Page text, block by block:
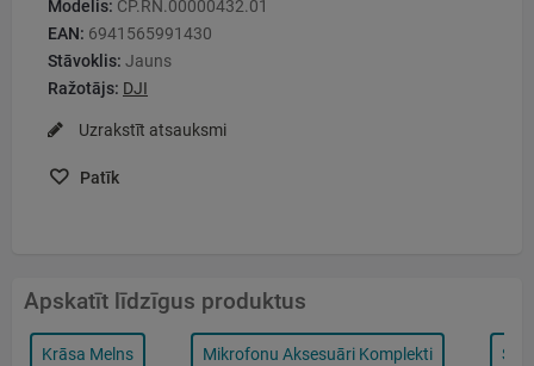
Modelis: CP.RN.00000432.01
EAN: 6941565991430
Stāvoklis: Jauns
Ražotājs: DJI
Uzrakstīt atsauksmi
Patīk
Apskatīt līdzīgus produktus
Krāsa Melns Mikrofonu Aksesuāri Komplekti